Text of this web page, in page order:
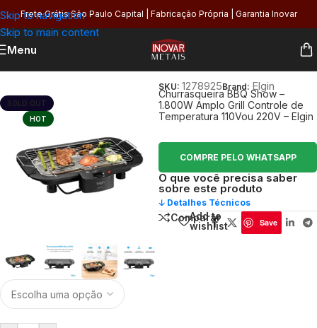
Skip to navigation
Skip to main content
Frete Grátis São Paulo Capital | Fabricação Própria | Garantia Inovar
Menu
SOLD OUT
HOT
SKU: 1278925Brand: Elgin
Churrasqueira BBQ Show –
1.800W Amplo Grill Controle de
Temperatura 110Vou 220V – Elgin
COMPRE PELO WHATSAPP
O que você precisa saber
sobre este produto
🡣 Detalhes Técnicos
Comparar
Add to
wishlist
Save